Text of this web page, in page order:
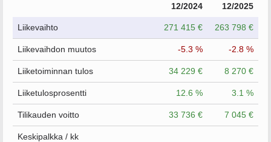
12/2024 12/2025
Liikevaihto 271 415 € 263 798 €
Liikevaihdon muutos -5.3 % -2.8 %
Liiketoiminnan tulos 34 229 € 8 270 €
Liiketulosprosentti 12.6 % 3.1 %
Tilikauden voitto 33 736 € 7 045 €
Keskipalkka / kk